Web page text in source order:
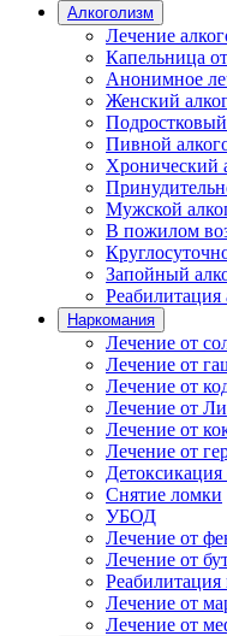
Алкоголизм
Лечение
Капельница
Анонимное
Женский
Пивной
Хронический
Мужской
В пожилом
Запойный
Реабилитация
Наркомания
Лечение от
Лечение от
Лечение от
Лечение от
Лечение от
Лечение от
Детоксикация
Снятие ломки
УБОД
Лечение от
Лечение от
Лечение от
Лечение от